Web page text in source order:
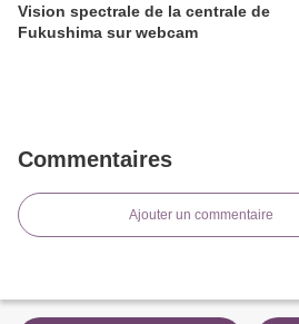
Vision spectrale de la centrale de
Fukushima sur webcam
Commentaires
Ajouter un commentaire